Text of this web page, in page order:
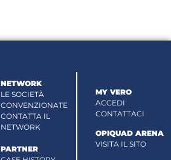
NETWORK
LE SOCIETÀ
CONVENZIONATE
CONTATTA IL
NETWORK
PARTNER
MY VERO
ACCEDI
CONTATTACI
OPIQUAD ARENA
VISITA IL SITO